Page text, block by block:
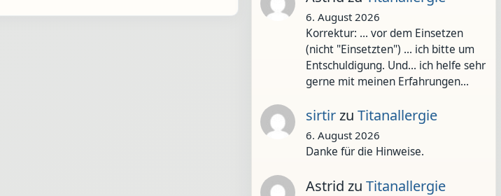
6. August 2026
Korrektur: ... vor dem Einsetzen
(nicht "Einsetzten") ... ich bitte um
Entschuldigung. Und... ich helfe sehr
gerne mit meinen Erfahrungen…
sirtirzu Titanallergie
6. August 2026
Danke für die Hinweise.
Astrid zu Titanallergie